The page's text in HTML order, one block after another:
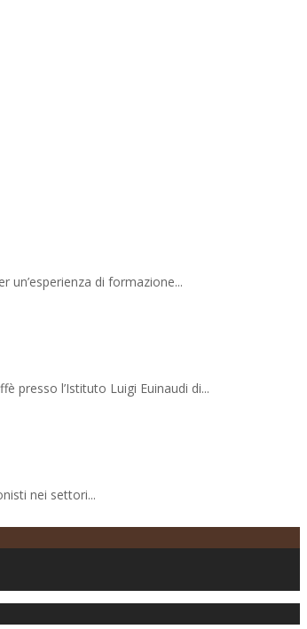
un’esperienza di formazione...
presso l’Istituto Luigi Euinaudi di...
nei settori...